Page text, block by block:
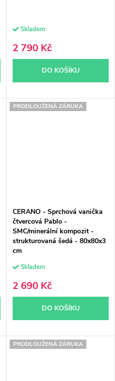
Skladem
2 790 Kč
DO KOŠÍKU
PRODLOUŽENÁ ZÁRUKA
CERANO - Sprchová vanička
čtvercová Pablo -
SMC/minerální kompozit -
strukturovaná šedá - 80x80x3
cm
Skladem
2 690 Kč
DO KOŠÍKU
PRODLOUŽENÁ ZÁRUKA